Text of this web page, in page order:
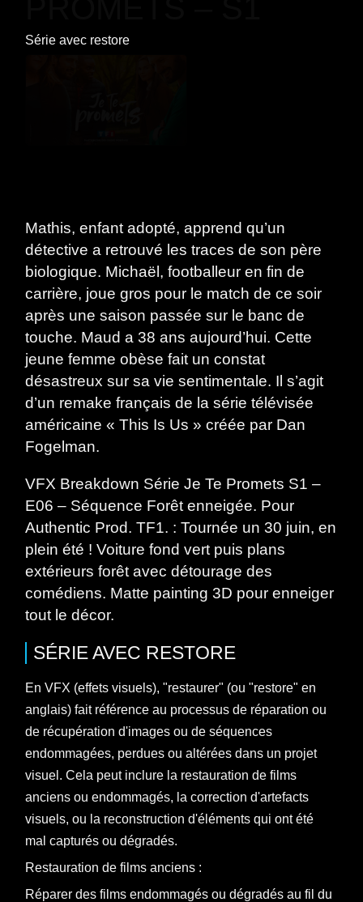
Série avec restore
Mathis, enfant adopté, apprend qu’un
détective a retrouvé les traces de son père
biologique. Michaël, footballeur en fin de
carrière, joue gros pour le match de ce soir
après une saison passée sur le banc de
touche. Maud a 38 ans aujourd’hui. Cette
jeune femme obèse fait un constat
désastreux sur sa vie sentimentale. Il s’agit
d’un remake français de la série télévisée
américaine « This Is Us » créée par Dan
Fogelman.
VFX Breakdown Série Je Te Promets S1 –
E06 – Séquence Forêt enneigée. Pour
Authentic Prod. TF1. : Tournée un 30 juin, en
plein été ! Voiture fond vert puis plans
extérieurs forêt avec détourage des
comédiens. Matte painting 3D pour enneiger
tout le décor.
SÉRIEAVEC RESTORE
En VFX (effets visuels), "restaurer" (ou "restore" en
anglais) fait référence au processus de réparation ou
de récupération d'images ou de séquences
endommagées, perdues ou altérées dans un projet
visuel. Cela peut inclure la restauration de films
anciens ou endommagés, la correction d'artefacts
visuels, ou la reconstruction d'éléments qui ont été
mal capturés ou dégradés.
Restauration de films anciens :
Réparer des films endommagés ou dégradés au fil du